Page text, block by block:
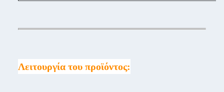
Λειτουργία του προϊόντος: